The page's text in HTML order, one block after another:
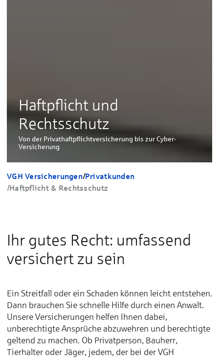
Haftpflicht und
Rechtsschutz
Von der Privathaftpflichtversicherung bis zur Cyber-
Versicherung
VGH Versicherungen/Privatkunden
/Haftpflicht & Rechtsschutz
Ihr gutes Recht: umfassend
versichert zu sein
Ein Streitfall oder ein Schaden können leicht entstehen.
Dann brauchen Sie schnelle Hilfe durch einen Anwalt.
Unsere Versicherungen helfen Ihnen dabei,
unberechtigte Ansprüche abzuwehren und berechtigte
geltend zu machen. Ob Privatperson, Bauherr,
Tierhalter oder Jäger, jedem, der bei der VGH